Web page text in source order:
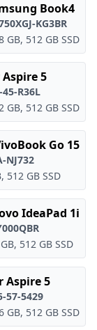
Book4
KG3BR
GB, 512 GB SSD
Aspire 5
R36L
GB, 512 GB SSD
Go 15
NJ732
512 GB SSD
IdeaPad 1i
512 GB SSD
Aspire 5
57-5429
GB, 512 GB SSD